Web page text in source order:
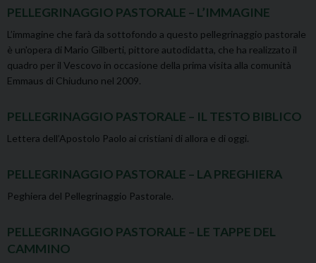
PELLEGRINAGGIO PASTORALE – L’IMMAGINE
L’immagine che farà da sottofondo a questo pellegrinaggio pastorale
è un'opera di Mario Gilberti, pittore autodidatta, che ha realizzato il
quadro per il Vescovo in occasione della prima visita alla comunità
Emmaus di Chiuduno nel 2009.
PELLEGRINAGGIO PASTORALE – IL TESTO BIBLICO
Lettera dell’Apostolo Paolo ai cristiani di allora e di oggi.
PELLEGRINAGGIO PASTORALE – LA PREGHIERA
Peghiera del Pellegrinaggio Pastorale.
PELLEGRINAGGIO PASTORALE – LE TAPPE DEL
CAMMINO